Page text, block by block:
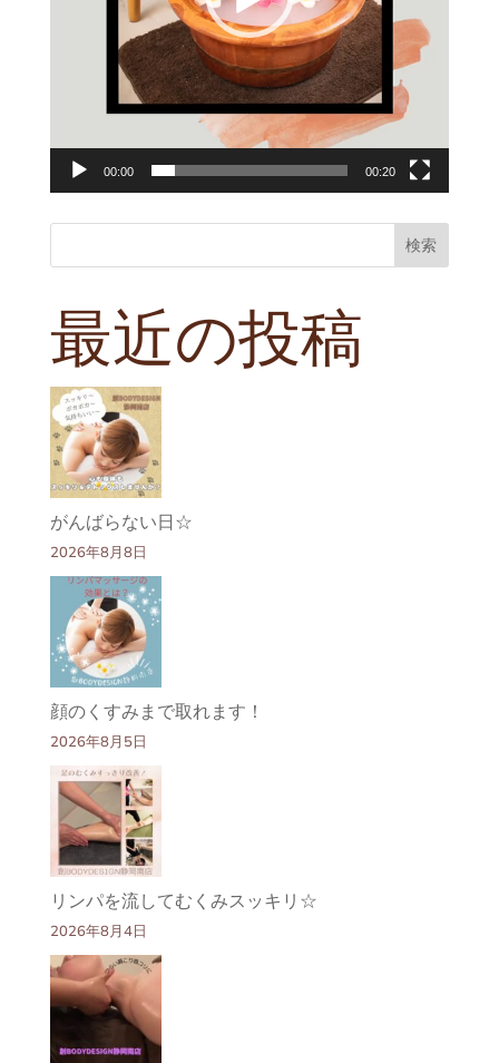
00:00 00:20
検索
最近の投稿
がんばらない日☆
2026年8月8日
顔のくすみまで取れます！
2026年8月5日
リンパを流してむくみスッキリ☆
2026年8月4日